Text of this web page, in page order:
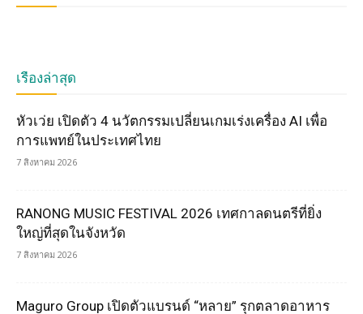
เรื่องล่าสุด
หัวเว่ย เปิดตัว 4 นวัตกรรมเปลี่ยนเกมเร่งเครื่อง AI เพื่อ
การแพทย์ในประเทศไทย
7 สิงหาคม 2026
RANONG MUSIC FESTIVAL 2026 เทศกาลดนตรีที่ยิ่ง
ใหญ่ที่สุดในจังหวัด
7 สิงหาคม 2026
Maguro Group เปิดตัวแบรนด์ “หลาย” รุกตลาดอาหาร